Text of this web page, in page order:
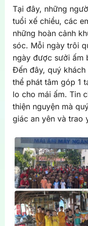
Tại đây, những
tuổi xế chiều, các
những hoàn cảnh
sóc. Mỗi ngày trôi
ngày được sưởi ấm
Đến đây, quý khách
thể phát tâm góp 1
lo cho mái ấm. Tin
thiện nguyện mà
giác an yên và trao